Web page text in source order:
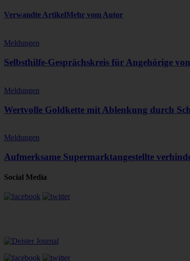
Verwandte ArtikelMehr vom Autor
Meldungen
Selbsthilfe-Gesprächskreis für Angehörige
Meldungen
Wertvolle Goldkette mit Ablenkung durch
Meldungen
Aufmerksame Supermarktangestellte
Social Media